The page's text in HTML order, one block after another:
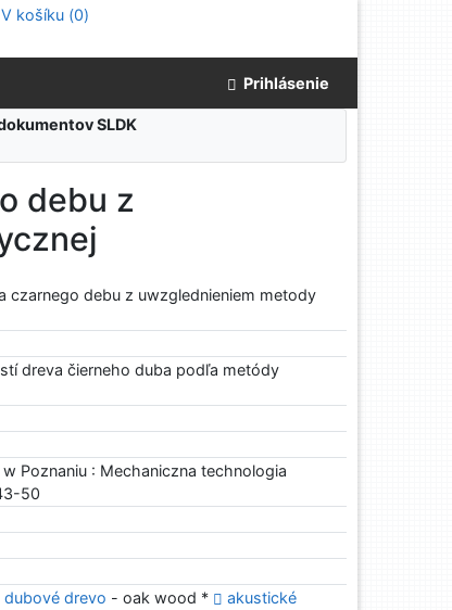
V košíku (0)
Prihlásenie
SLDK
debu z
czarnego debu z uwzglednieniem metody
dreva čierneho duba podľa metódy
Poznaniu : Mechaniczna technologia
50
dubové drevo - oak wood *
akustické